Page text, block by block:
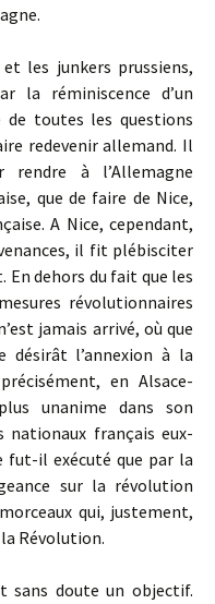
les junkers prussiens,
la réminiscence d’un
de toutes les questions
redevenir allemand. Il
à l’Allemagne
que de faire de Nice,
A Nice, cependant,
il fit plébisciter
dehors du fait que les
révolutionnaires
jamais arrivé, où que
désirât l’annexion à la
en Alsace-
unanime dans son
français eux-
fut-il exécuté que par la
sur la révolution
qui, justement,
Révolution.
sans doute un objectif.